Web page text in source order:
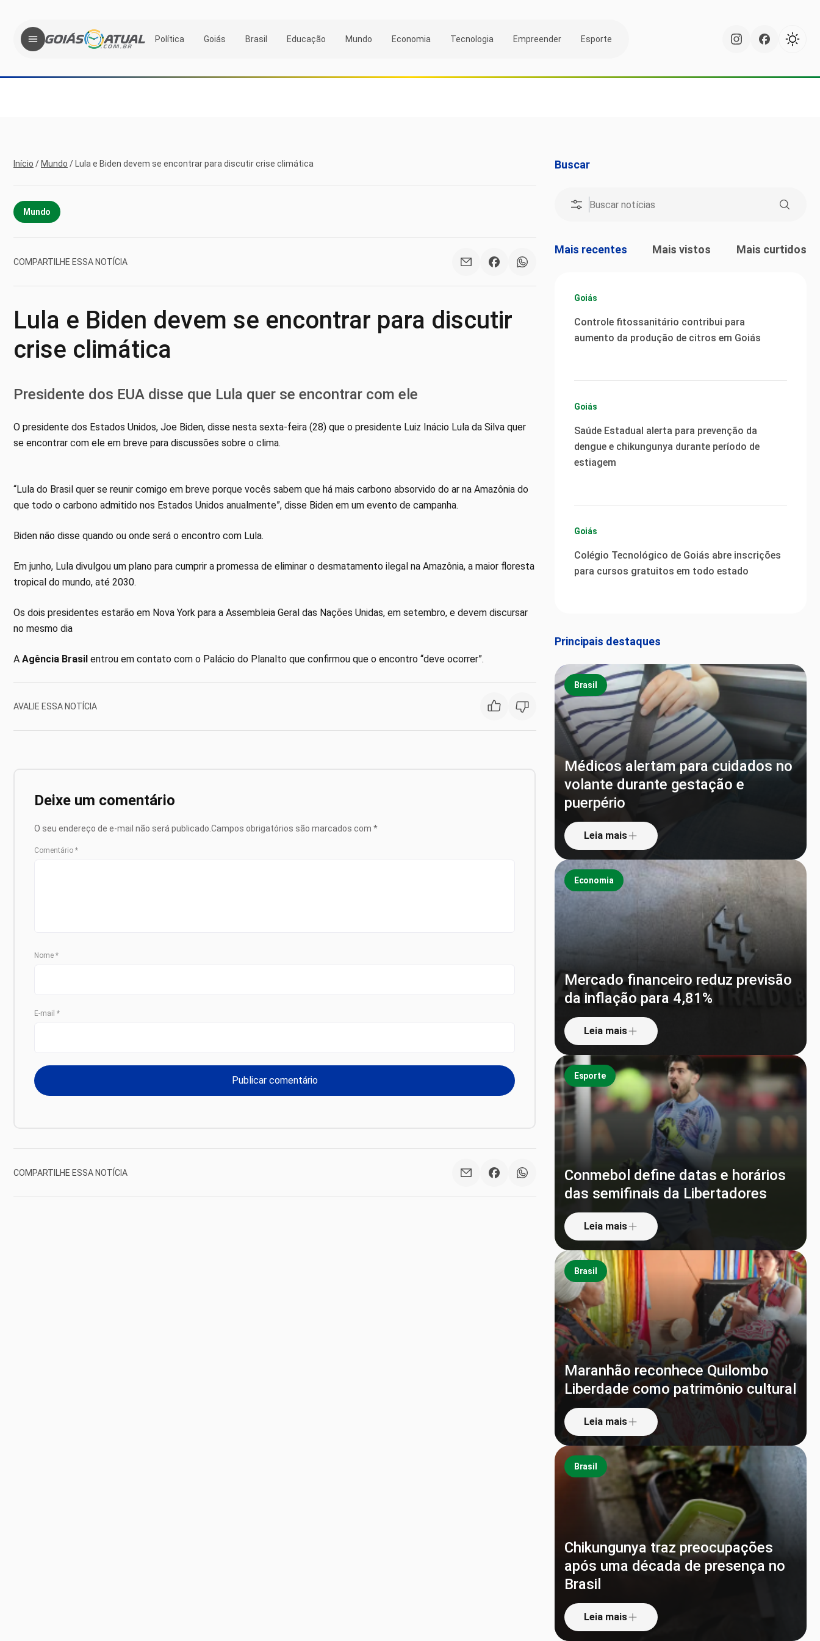
Política Goiás Brasil Educação Mundo Economia Tecnologia Empreender Esporte
Início / Mundo / Lula e Biden devem se encontrar para discutir crise climática
Mundo
COMPARTILHE ESSA NOTÍCIA
Lula e Biden devem se encontrar para discutir
crise climática
Presidente dos EUA disse que Lula quer se encontrar com ele
O presidente dos Estados Unidos, Joe Biden, disse nesta sexta-feira (28) que o presidente Luiz Inácio Lula da Silva quer
se encontrar com ele em breve para discussões sobre o clima.
“Lula do Brasil quer se reunir comigo em breve porque vocês sabem que há mais carbono absorvido do ar na Amazônia do
que todo o carbono admitido nos Estados Unidos anualmente”, disse Biden em um evento de campanha.
Biden não disse quando ou onde será o encontro com Lula.
Em junho, Lula divulgou um plano para cumprir a promessa de eliminar o desmatamento ilegal na Amazônia, a maior floresta
tropical do mundo, até 2030.
Os dois presidentes estarão em Nova York para a Assembleia Geral das Nações Unidas, em setembro, e devem discursar
no mesmo dia
A Agência Brasil entrou em contato com o Palácio do Planalto que confirmou que o encontro “deve ocorrer”.
AVALIE ESSA NOTÍCIA
Deixe um comentário
O seu endereço de e-mail não será publicado. Campos obrigatórios são marcados com *
Comentário *
Nome *
E-mail *
COMPARTILHE ESSA NOTÍCIA
Buscar
Mais recentes Mais vistos Mais curtidos
Goiás
Controle fitossanitário contribui para
aumento da produção de citros em Goiás
Goiás
Saúde Estadual alerta para prevenção da
dengue e chikungunya durante período de
estiagem
Goiás
Colégio Tecnológico de Goiás abre inscrições
para cursos gratuitos em todo estado
Principais destaques
Brasil
Médicos alertam para cuidados no
volante durante gestação e
puerpério
Leia mais
Economia
Mercado financeiro reduz previsão
da inflação para 4,81%
Leia mais
Esporte
Conmebol define datas e horários
das semifinais da Libertadores
Leia mais
Brasil
Maranhão reconhece Quilombo
Liberdade como patrimônio cultural
Leia mais
Brasil
Chikungunya traz preocupações
após uma década de presença no
Brasil
Leia mais